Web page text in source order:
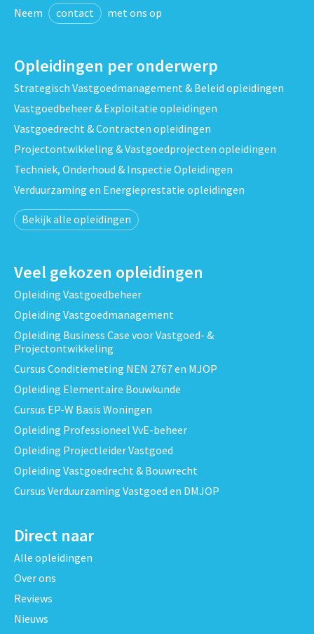
Neem contact met ons op
Opleidingen per onderwerp
Strategisch Vastgoedmanagement & Beleid opleidingen
Vastgoedbeheer & Exploitatie opleidingen
Vastgoedrecht & Contracten opleidingen
Projectontwikkeling & Vastgoedprojecten opleidingen
Techniek, Onderhoud & Inspectie Opleidingen
Verduurzaming en Energieprestatie opleidingen
Bekijk alle opleidingen
Veel gekozen opleidingen
Opleiding Vastgoedbeheer
Opleiding Vastgoedmanagement
Opleiding Business Case voor Vastgoed- &
Projectontwikkeling
Cursus Conditiemeting NEN 2767 en MJOP
Opleiding Elementaire Bouwkunde
Cursus EP-W Basis Woningen
Opleiding Professioneel VvE-beheer
Opleiding Projectleider Vastgoed
Opleiding Vastgoedrecht & Bouwrecht
Cursus Verduurzaming Vastgoed en DMJOP
Direct naar
Alle opleidingen
Over ons
Reviews
Nieuws